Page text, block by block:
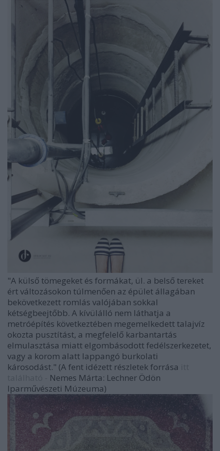
"A külső tömegeket és formákat, ül. a belső tereket
ért változásokon túlmenően az épület állagában
bekövetkezett romlás valójában sokkal
kétségbeejtőbb. A kívülálló nem láthatja a
metróépítés következtében megemelkedett talajvíz
okozta pusztítást, a megfelelő karbantartás
elmulasztása miatt elgombásodott fedélszerkezetet,
vagy a korom alatt lappangó burkolati
károsodást." (A fent idézett részletek forrása
Nemes Márta: Lechner Ödön
Iparművészeti Múzeuma)